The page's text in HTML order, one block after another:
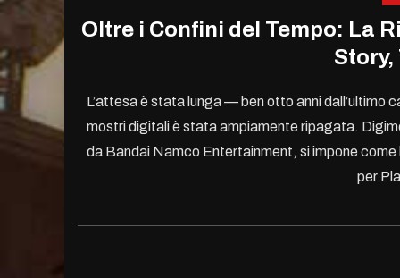
Oltre i Confini del Tempo: La
Story,
L’attesa è stata lunga — ben otto anni dall’ultimo
mostri digitali è stata ampiamente ripagata.
da Bandai Namco Entertainment, si impone
per